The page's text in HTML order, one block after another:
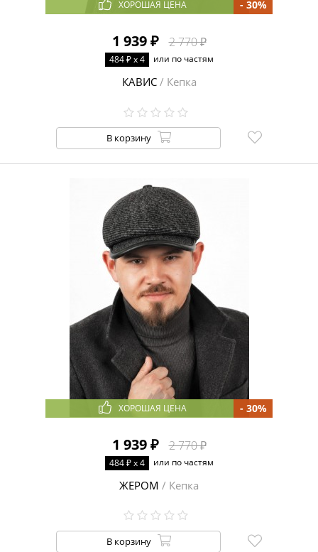
ХОРОШАЯ ЦЕНА
1 939 ₽ 2 770 ₽
- 30%
484 ₽ x 4 или по частям
КАВИС/ Кепка
В корзину
ХОРОШАЯ ЦЕНА
1 939 ₽ 2 770 ₽
- 30%
484 ₽ x 4 или по частям
ЖЕРОМ / Кепка
В корзину